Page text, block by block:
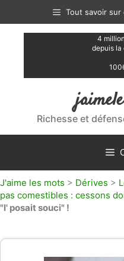
contenu
Tout savoir
4
depuis la
Richesse et
J'aime les mots > Dérives >
pas comestibles : cessons
"I' posait souci" !